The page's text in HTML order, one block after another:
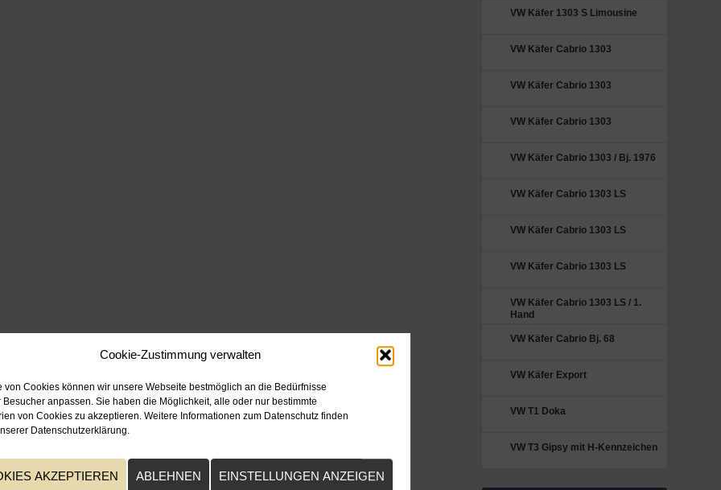
Cookie-Zustimmung verwalten
von Cookies können wir unsere Webseite bestmöglich an die Bedürfnisse
Besucher anpassen. Sie haben die Möglichkeit, alle oder nur bestimmte
von Cookies zu akzeptieren. Weitere Informationen zum Datenschutz finden
Datenschutzerklärung.
AKZEPTIEREN ABLEHNEN EINSTELLUNGEN ANZEIGEN
VW Käfer 1303 S Limousine
VW Käfer Cabrio 1303
VW Käfer Cabrio 1303
VW Käfer Cabrio 1303
VW Käfer Cabrio 1303 / Bj. 1976
VW Käfer Cabrio 1303 LS
VW Käfer Cabrio 1303 LS
VW Käfer Cabrio 1303 LS
VW Käfer Cabrio 1303 LS / 1.
Hand
VW Käfer Cabrio Bj. 68
VW Käfer Export
VW T1 Doka
VW T3 Gipsy mit H-Kennzeichen